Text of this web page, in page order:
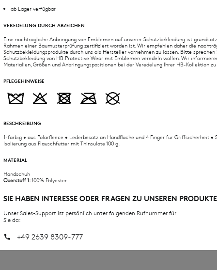
ab Lager verfügbar
PFLEGEHINWEISE
BESCHREIBUNG
1-farbig • aus Polarfleece • Lederbesatz an Handfläche und 4 Finger für Griffsicherheit •
Isolierung aus Flauschfutter mit Thinsulate 100 g.
VEREDELUNG DURCH ABZEICHEN
Eine nachträgliche Anbringung von Emblemen auf unserer Schutzbekleidung ist
Rahmen einer Baumusterprüfung zertifiziert worden ist. Wir empfehlen daher die
Schutzbekleidungsprodukte durch uns als Hersteller vornehmen zu lassen. Bitte sprechen
Schutzbekleidung von HB Protective Wear mit Emblemen veredeln wollen. Wir
Materialien, Größen und Anbringungspositionen bei der Veredelung Ihrer HB-Kollektion
MATERIAL
Handschuh
Oberstoff 1:100% Polyester
SIE HABEN INTERESSE ODER FRAGEN ZU UNSEREN
Unser Sales-Support ist persönlich unter folgenden Rufnummer für
Sie da:
+49 2639 8309-777